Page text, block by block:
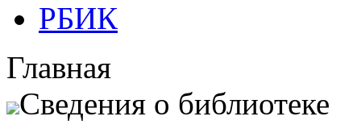
РБИК
Главная
Сведения о библиотеке